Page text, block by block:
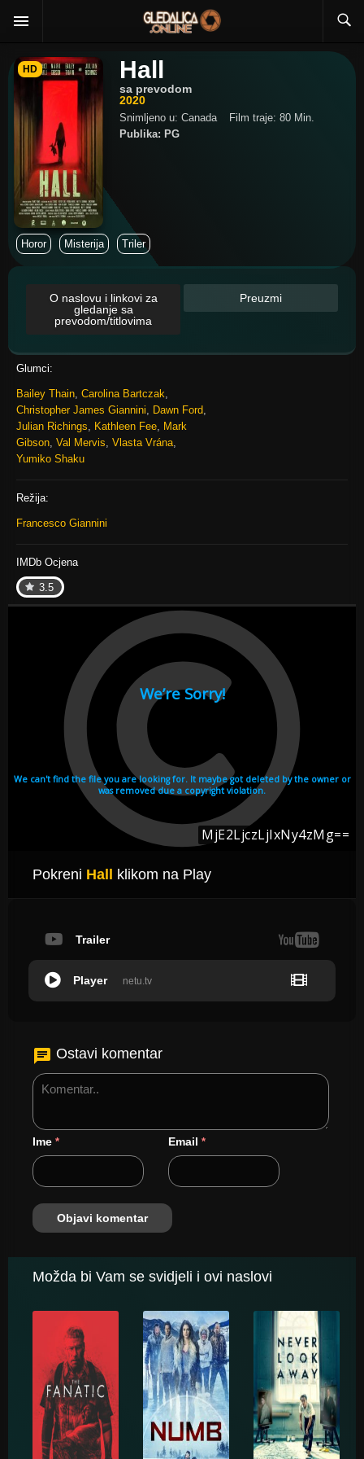
HD Hall
sa prevodom
2020
Snimljeno u: Canada
Film traje: 80 Min.
Publika: PG
Horor Misterija Triler
O naslovu i linkovi za
gledanje sa
prevodom/titlovima
Preuzmi
Glumci:
Bailey Thain, Carolina Bartczak,
Christopher James Giannini, Dawn Ford,
Julian Richings, Kathleen Fee, Mark
Gibson, Val Mervis, Vlasta Vrána,
Yumiko Shaku
Režija:
Francesco Giannini
IMDb Ocjena
3.5
Pokreni Hall klikom na Play
Trailer
netu.tv
Player
Ostavi komentar
Ime * Email *
Možda bi Vam se svidjeli i ovi naslovi